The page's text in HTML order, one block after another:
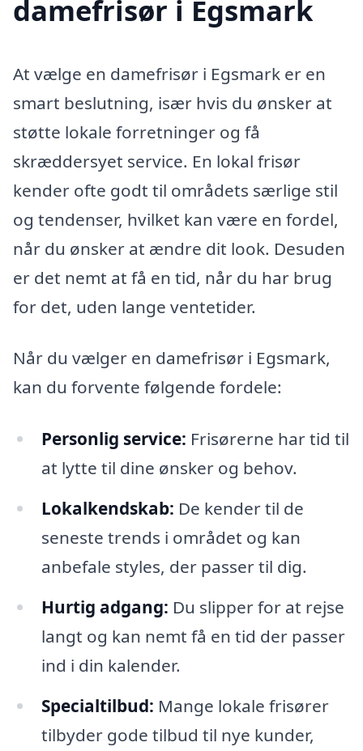
damefrisør i Egsmark
At vælge en damefrisør i Egsmark er en
smart beslutning, især hvis du ønsker at
støtte lokale forretninger og få
skræddersyet service. En lokal frisør
kender ofte godt til områdets særlige stil
og tendenser, hvilket kan være en fordel,
når du ønsker at ændre dit look. Desuden
er det nemt at få en tid, når du har brug
for det, uden lange ventetider.
Når du vælger en damefrisør i Egsmark,
kan du forvente følgende fordele:
Personlig service: Frisørerne har tid til
at lytte til dine ønsker og behov.
Lokalkendskab: De kender til de
seneste trends i området og kan
anbefale styles, der passer til dig.
Hurtig adgang: Du slipper for at rejse
langt og kan nemt få en tid der passer
ind i din kalender.
Specialtilbud: Mange lokale frisører
tilbyder gode tilbud til nye kunder,